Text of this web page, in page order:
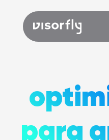
para